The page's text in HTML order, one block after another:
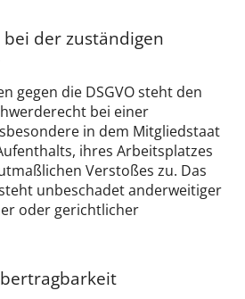
der zuständigen
gegen die DSGVO steht den
bei einer
in dem Mitgliedstaat
ihres Arbeitsplatzes
Verstoßes zu. Das
unbeschadet anderweitiger
oder gerichtlicher